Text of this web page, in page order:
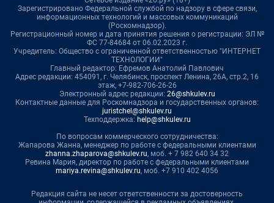
Зарегистрировано Федеральной службой по надзору в сфере связи,
информационных технологий и массовых коммуникаций
(Роскомнадзор).
Регистрационный номер и дата принятия решения о регистрации: ЭЛ №
ФС 77-84684 от 06.02.2023 г.
Учредитель: Общество с ограниченной ответственностью "ИНТЕРНЕТ
ТЕХНОЛОГИИ"
Главный редактор: Ефремов Анатолий Павлович
Адрес редакции: 454091, г. Челябинск, проспект Ленина, 26А, стр.2, 16
этаж, +7-982-706-26-26
Электронный адрес редакции: 26@shkulev.ru
Контактные данные для Роскомнадзора и государственных органов:
juristchel@shkulev.ru
Техподдержка: help@shkulev.ru
По вопросам коммерческого сотрудничества:
Жапарова Жанна, менеджер по работе с федеральными клиентами
zhanna.zhaparova@shkulev.ru, моб. + 7 982 640 34 32
Ревина Мария, директор по работе с федеральными клиентами
mariya.revina@shkulev.ru, моб. +7 910 402 4056
Редакция сайта не несет ответственности за достоверность